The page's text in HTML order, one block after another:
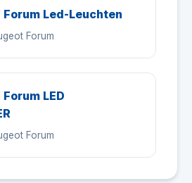
Led-Leuchten
Forum
LED
Forum